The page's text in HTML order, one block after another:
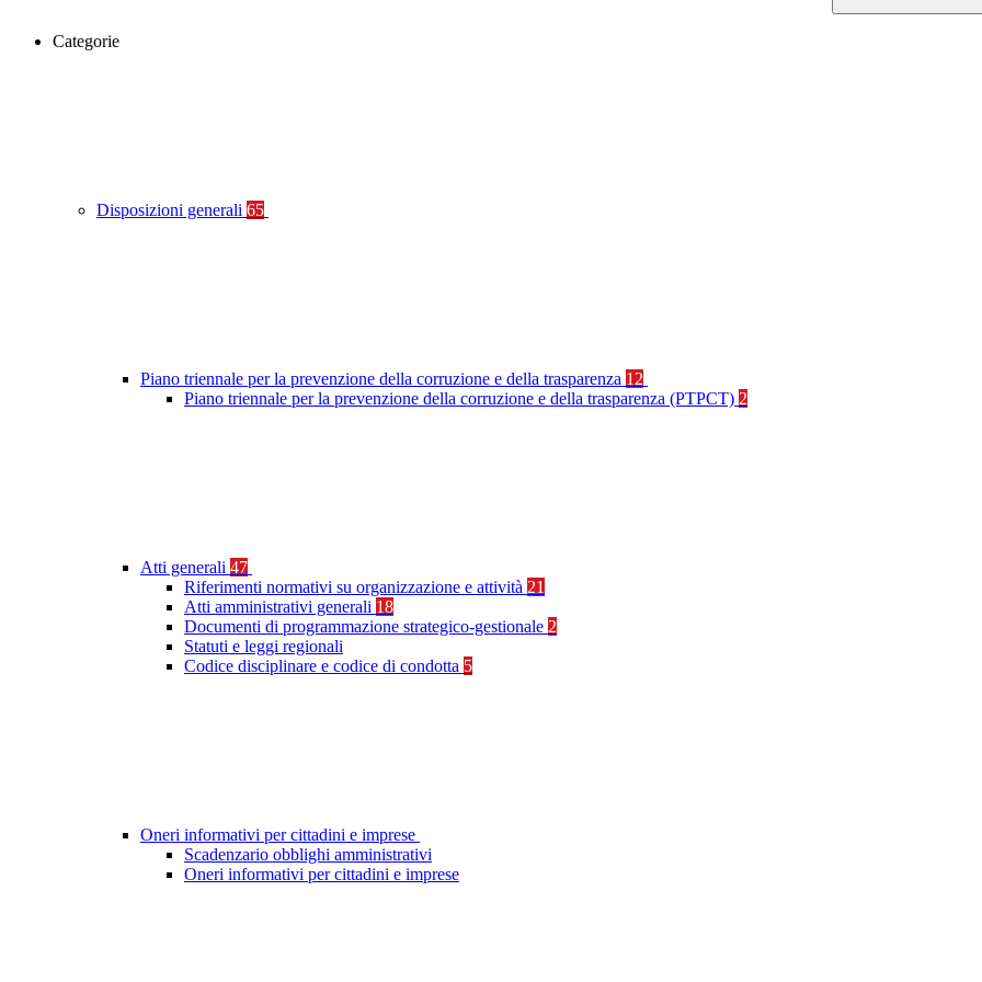
Categorie
Disposizioni generali 65
Piano triennale per la prevenzione della corruzione e della trasparenza 12
Piano triennale per la prevenzione della corruzione e della trasparenza (PTPCT) 2
Atti generali 47
Riferimenti normativi su organizzazione e attività 21
Atti amministrativi generali 18
Documenti di programmazione strategico-gestionale 2
Statuti e leggi regionali
Codice disciplinare e codice di condotta 5
Oneri informativi per cittadini e imprese
Scadenzario obblighi amministrativi
Oneri informativi per cittadini e imprese